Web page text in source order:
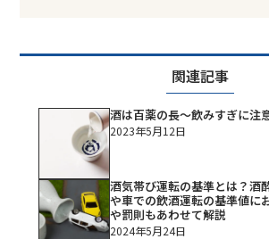
関連記事
酒は百薬の長～飲みすぎに注
2023年5月12日
酒気帯び運転の基準とは？酒
や車での飲酒運転の基準値に
や罰則もあわせて解説
2024年5月24日